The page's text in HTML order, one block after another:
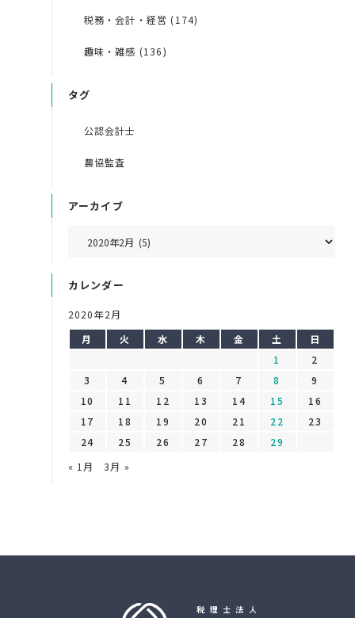
税務・会計・経営 (174)
趣味・雑感 (136)
タグ
公認会計士
農協監査
アーカイブ
カレンダー
2020年2月
月
火 水 木 金 土
日
1
2
3
4 5 6 7 8
9
10
11 12 13 14 15
16
17
18 19 20 21 22
23
24
25 26 27 28
29
« 1月
3月 »